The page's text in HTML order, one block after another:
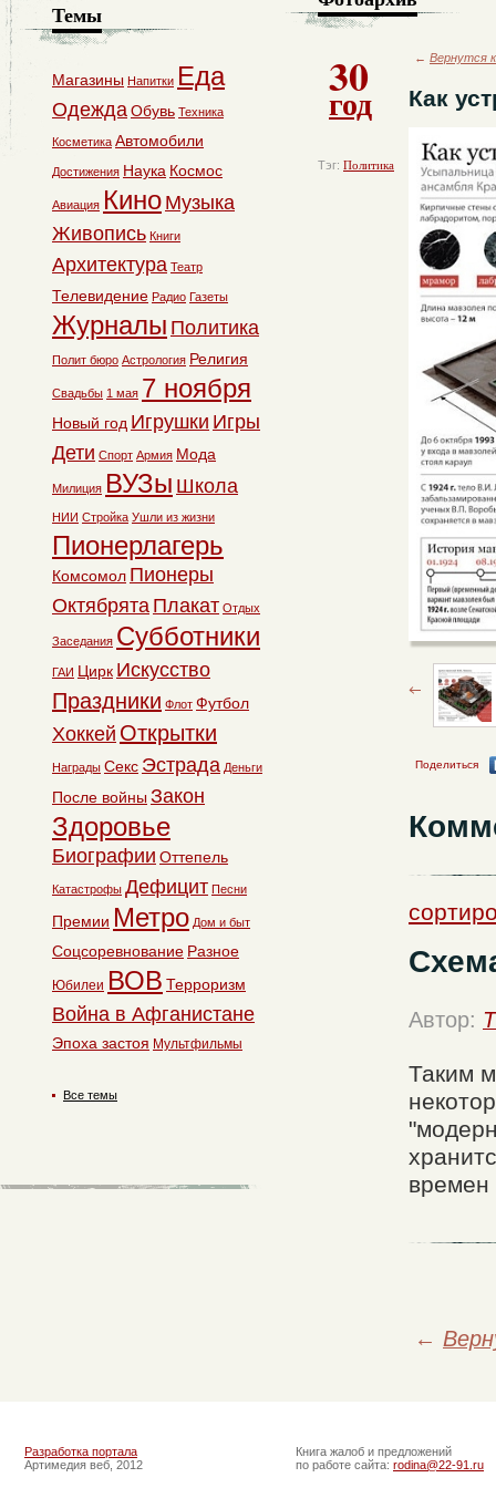
30
год
Тэг: Политика
← Вернутся
Как
Поделиться
Автор:
Таким
времен
←
Темы
Магазины Напитки Еда
ОдеждаОбувь Техника
Косметика Автомобили
Достижения Наука Космос
Авиация Кино Музыка
Живопись Книги
Архитектура Театр
Телевидение Радио Газеты
Журналы Политика
Полит бюро Астрология Религия
Свадьбы 1 мая 7 ноября
Новый год Игрушки Игры
Дети Спорт Армия Мода
Милиция ВУЗы Школа
НИИ Стройка Ушли из жизни
Пионерлагерь
Комсомол Пионеры
Октябрята Плакат Отдых
Заседания Субботники
ГАИ Цирк Искусство
Праздники Флот Футбол
Хоккей Открытки
Награды Секс Эстрада Деньги
После войны Закон
Здоровье
Биографии Оттепель
Катастрофы Дефицит Песни
Премии Метро Дом и быт
Соцсоревнование Разное
Юбилеи ВОВ Терроризм
Война в Афганистане
Эпоха застоя Мультфильмы
Все темы
Разработка портала
Артимедия веб, 2012
Книга жалоб и предложений
по работе сайта: rodina@22-91.ru